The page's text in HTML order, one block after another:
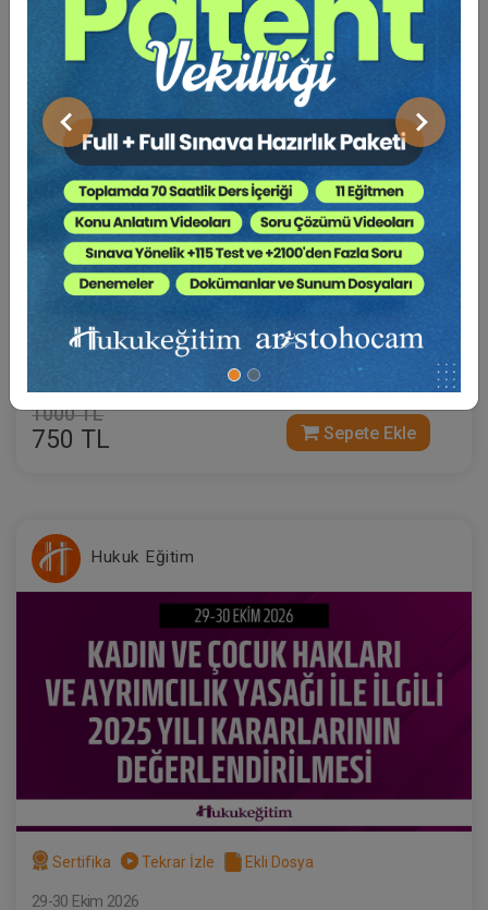
Önceki Sonraki
Sertifika Tekrar İzle Ekli Dosya
VII. BORÇLAR HUKUKU KONGRESİ (Erken Kayıt
1000 TL
750 TL Sepete Ekle
Hukuk Eğitim
Sertifika Tekrar İzle Ekli Dosya
29-30 Ekim 2026